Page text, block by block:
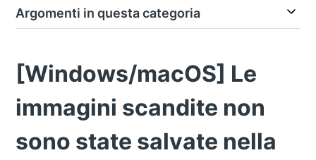
Argomenti in questa categoria
[Windows/macOS] Le
immagini scandite non
sono state salvate nella